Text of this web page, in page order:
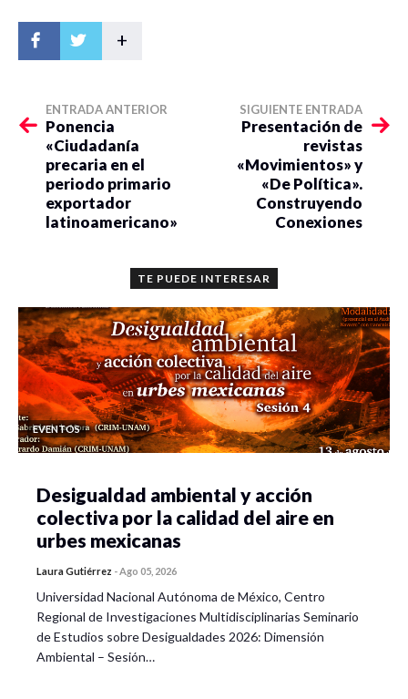
+
ENTRADA ANTERIOR
Ponencia
«Ciudadanía
precaria en el
periodo primario
exportador
latinoamericano»
SIGUIENTE ENTRADA
Presentación de
revistas
«Movimientos» y
«De Política».
Construyendo
Conexiones
TE PUEDE INTERESAR
EVENTOS
Desigualdad ambiental y acción
colectiva por la calidad del aire en
urbes mexicanas
Laura Gutiérrez - Ago 05, 2026
Universidad Nacional Autónoma de México, Centro
Regional de Investigaciones Multidisciplinarias Seminario
de Estudios sobre Desigualdades 2026: Dimensión
Ambiental – Sesión…